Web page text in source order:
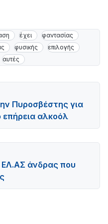
έχει
φαντασίας
φυσικής
επιλογής
αυτές
Πυροσβέστης για
αλκοόλ
άνδρας που